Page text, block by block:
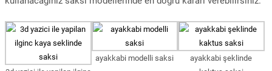
ayakkabi modelli saksi
ayakkabi şeklinde